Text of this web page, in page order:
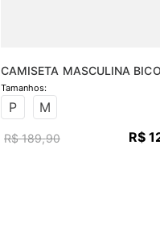
CAMISETA MASCULINA
RECORTE
P M
R$ 189,90 R$